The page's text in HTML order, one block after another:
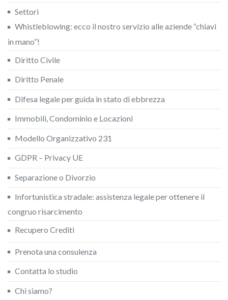
Settori
Whistleblowing: ecco il nostro servizio alle aziende “chiavi
in mano”!
Diritto Civile
Diritto Penale
Difesa legale per guida in stato di ebbrezza
Immobili, Condominio e Locazioni
Modello Organizzativo 231
GDPR – Privacy UE
Separazione o Divorzio
Infortunistica stradale: assistenza legale per ottenere il
congruo risarcimento
Recupero Crediti
Prenota una consulenza
Contatta lo studio
Chi siamo?